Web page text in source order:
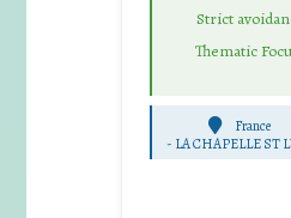
Strict
Thematic
France
- LA CHAPELLE ST